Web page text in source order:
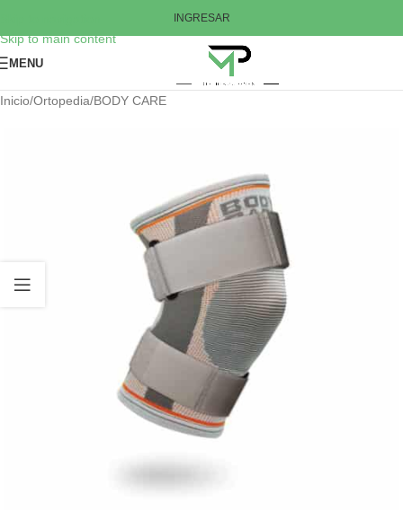
Skip to main content
INGRESAR
MENU
Inicio/Ortopedia/BODY CARE